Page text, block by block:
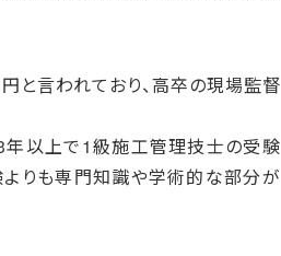
と言われており、高卒の現場監督
年以上で1級施工管理技士の受験
よりも専門知識や学術的な部分が